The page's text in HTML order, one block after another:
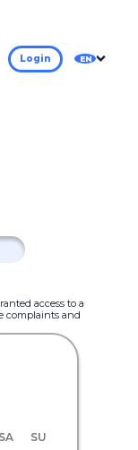
Login EN
access to a
complaints and
SA
SU